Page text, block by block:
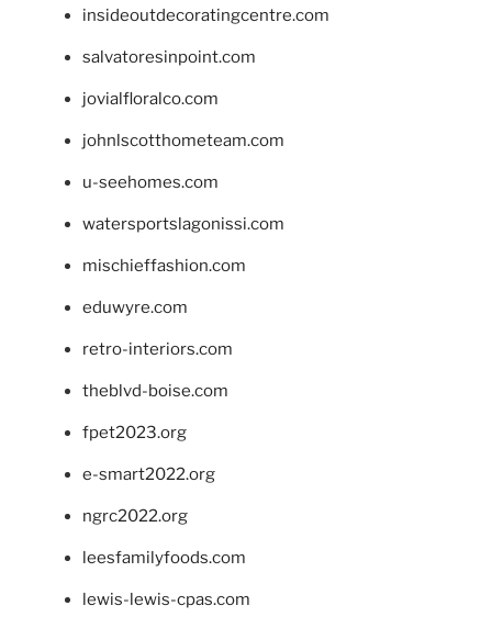
insideoutdecoratingcentre.com
salvatoresinpoint.com
jovialfloralco.com
johnlscotthometeam.com
u-seehomes.com
watersportslagonissi.com
mischieffashion.com
eduwyre.com
retro-interiors.com
theblvd-boise.com
fpet2023.org
e-smart2022.org
ngrc2022.org
leesfamilyfoods.com
lewis-lewis-cpas.com